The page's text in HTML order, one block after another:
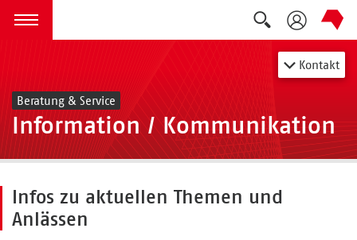
zum Inhalt springen
Menü öffnen
Suche
Kontakt
Beratung & Service
Information / Kommunikation
Infos zu aktuellen Themen und
Anlässen